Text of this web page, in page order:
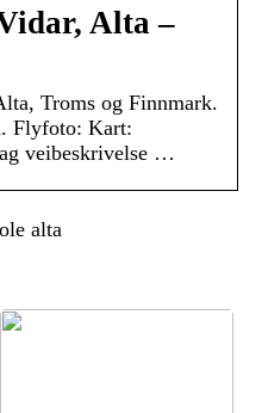
Alta –
Troms og Finnmark.
Flyfoto: Kart:
veibeskrivelse …
alta